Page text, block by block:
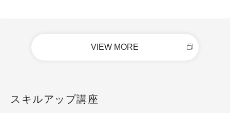
VIEW MORE
スキルアップ講座